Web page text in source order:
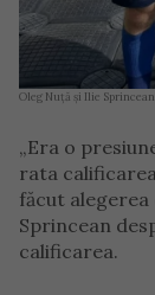
Oleg Nuță și Ilie Sprincean
„Era o
rata
făcut
Sprincean
calificarea.